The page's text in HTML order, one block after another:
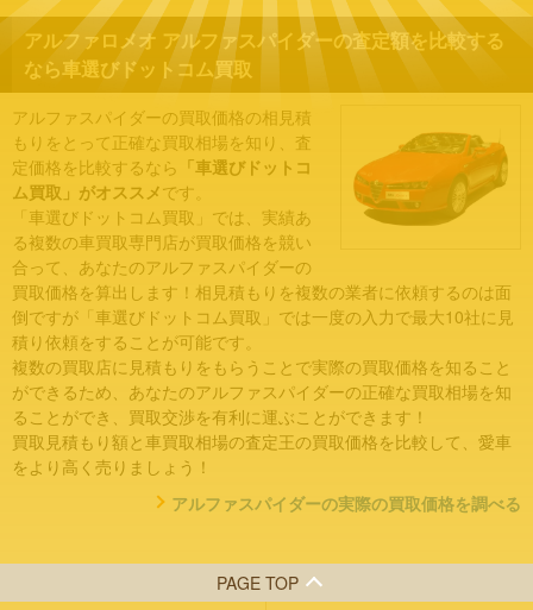
アルファロメオ アルファスパイダーの査定額を比較する
なら車選びドットコム買取
アルファスパイダーの買取価格の相見積
もりをとって正確な買取相場を知り、査
定価格を比較するなら 「車選びドットコ
ム買取」がオススメです。
「車選びドットコム買取」では、実績あ
る複数の車買取専門店が買取価格を競い
合って、あなたのアルファスパイダーの
買取価格を算出します！相見積もりを複数の業者に依頼するのは面
倒ですが「車選びドットコム買取」では一度の入力で最大10社に見
積り依頼をすることが可能です。
複数の買取店に見積もりをもらうことで実際の買取価格を知ること
ができるため、あなたのアルファスパイダーの正確な買取相場を知
ることができ、買取交渉を有利に運ぶことができます！
買取見積もり額と車買取相場の査定王の買取価格を比較して、愛車
をより高く売りましょう！
アルファスパイダーの実際の買取価格を調べる
PAGE TOP